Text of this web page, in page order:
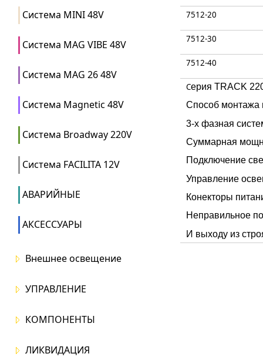
Система MINI 48V
Система MAG VIBE 48V
Система MAG 26 48V
Система Magnetic 48V
Система Broadway 220V
Система FACILITA 12V
АВАРИЙНЫЕ
АКСЕССУАРЫ
Внешнее освещение
УПРАВЛЕНИЕ
КОМПОНЕНТЫ
ЛИКВИДАЦИЯ
7512-20
7512-30
7512-40
Cерия TRACK
Способ монтажа
3-х фазная
Суммарная
Подключение
Управление
Конекторы
Неправильное
И выходу из